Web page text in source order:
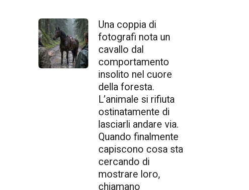
Una coppia di
fotografi nota un
cavallo dal
comportamento
insolito nel cuore
della foresta.
L’animale si rifiuta
ostinatamente di
lasciarli andare via.
Quando finalmente
capiscono cosa sta
cercando di
mostrare loro,
chiamano